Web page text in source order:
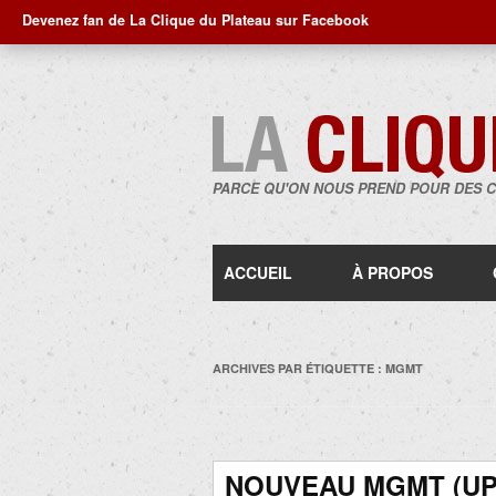
Devenez fan de La Clique du Plateau sur Facebook
PARCE QU'ON NOUS PREND POUR DES
ACCUEIL À PROPOS
ARCHIVES PAR ÉTIQUETTE : MGMT
NOUVEAU MGMT